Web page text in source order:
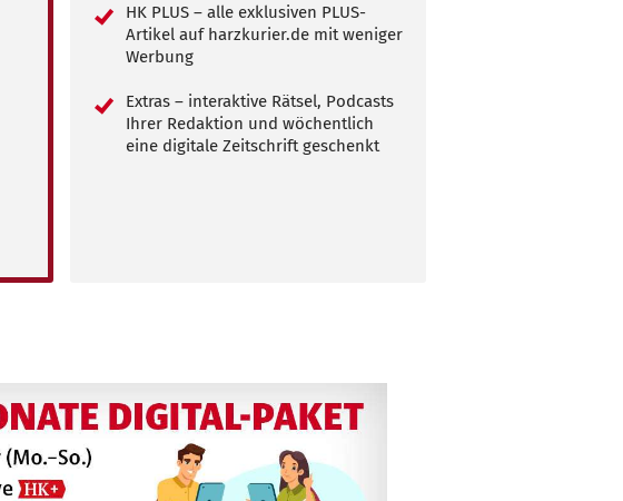
HK PLUS – alle exklusiven PLUS-
Artikel auf harzkurier.de mit weniger
Werbung
Extras – interaktive Rätsel, Podcasts
Ihrer Redaktion und wöchentlich
eine digitale Zeitschrift geschenkt